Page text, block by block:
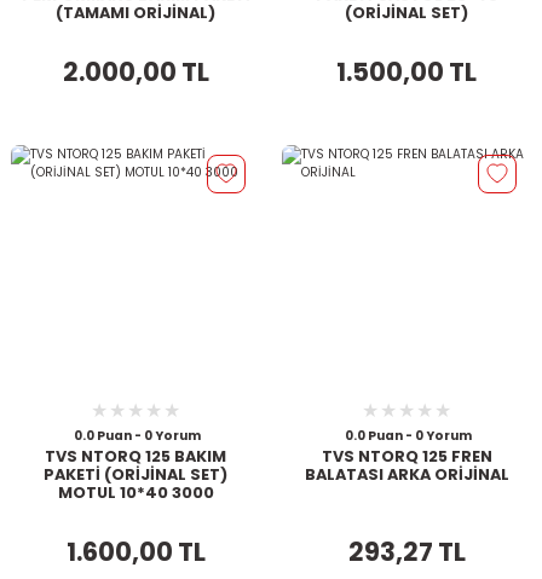
(TAMAMI ORİJİNAL)
2.000,00 TL
(ORİJİNAL SET)
1.500,00 TL
0.0 Puan - 0 Yorum
TVS NTORQ 125 BAKIM
PAKETİ (ORİJİNAL SET)
MOTUL 10*40 3000
1.600,00 TL
0.0 Puan - 0 Yorum
TVS NTORQ 125 FREN
BALATASI ARKA ORİJİNAL
293,27 TL